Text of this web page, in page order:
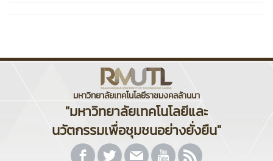
มหาวิทยาลัยเทคโนโลยีราชมงคลล้านนา
"มหาวิทยาลัยเทคโนโลยีและ
นวัตกรรมเพื่อชุมชนอย่างยั่งยืน"